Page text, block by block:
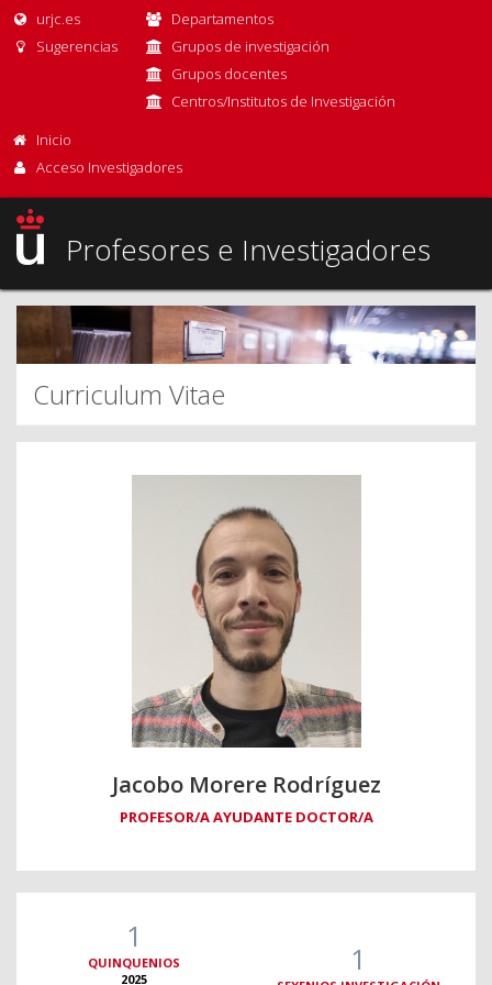
urjc.es
Sugerencias
Departamentos
Grupos de investigación
Grupos docentes
Centros/Institutos de Investigación
Inicio
Acceso Investigadores
Profesores e Investigadores
Curriculum Vitae
Jacobo Morere Rodríguez
PROFESOR/A AYUDANTE DOCTOR/A
1
QUINQUENIOS
2025
1